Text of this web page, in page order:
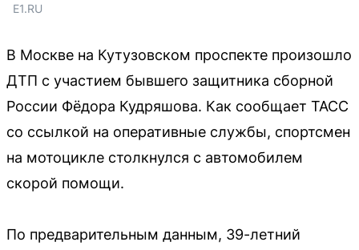
E1.RU
В Москве на Кутузовском проспекте произошло
ДТП с участием бывшего защитника сборной
России Фёдора Кудряшова. Как сообщает ТАСС
со ссылкой на оперативные службы, спортсмен
на мотоцикле столкнулся с автомобилем
скорой помощи.
По предварительным данным, 39-летний